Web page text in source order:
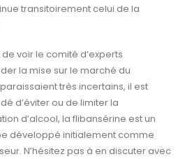
transitoirement celui de la
voir le comité d’experts
la mise sur le marché du
très incertains, il est
d’éviter ou de limiter la
d’alcool, la flibansérine est un
développé initialement comme
N’hésitez pas à en discuter avec